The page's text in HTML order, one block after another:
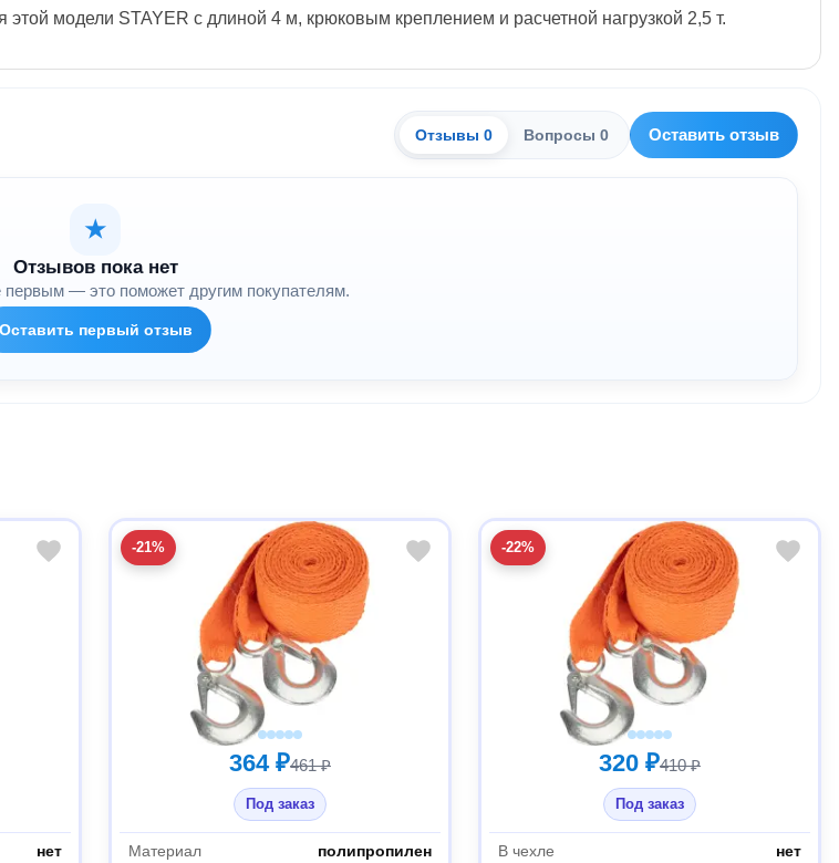
модели STAYER с длиной 4 м, крюковым креплением и расчетной нагрузкой 2,5 т.
Отзывы 0 Вопросы 0 Оставить отзыв
★
Отзывов пока нет
первым — это поможет другим покупателям.
Оставить первый отзыв
нет
-21%
364 ₽461 ₽
Под заказ
Материал
полипропилен
-22%
320 ₽410 ₽
Под заказ
В чехле
нет